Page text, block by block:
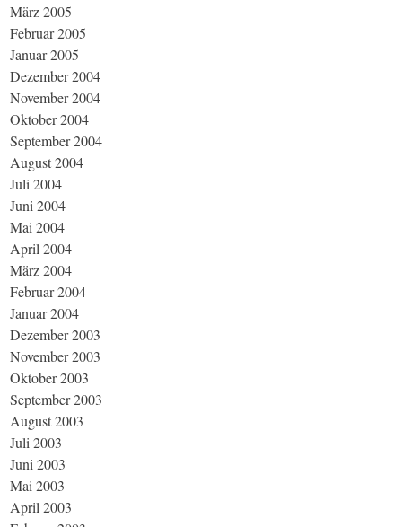
März 2005
Februar 2005
Januar 2005
Dezember 2004
November 2004
Oktober 2004
September 2004
August 2004
Juli 2004
Juni 2004
Mai 2004
April 2004
März 2004
Februar 2004
Januar 2004
Dezember 2003
November 2003
Oktober 2003
September 2003
August 2003
Juli 2003
Juni 2003
Mai 2003
April 2003